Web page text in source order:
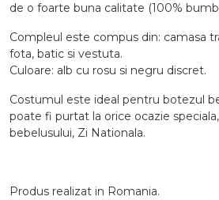
de o foarte buna calitate (100%
Compleul este compus din: camasa
fota, batic si vestuta.
Culoare: alb cu rosu si negru discret.
Costumul este ideal pentru botezul
poate fi purtat la orice ocazie speciala
bebelusului, Zi Nationala.
Produs realizat in Romania.